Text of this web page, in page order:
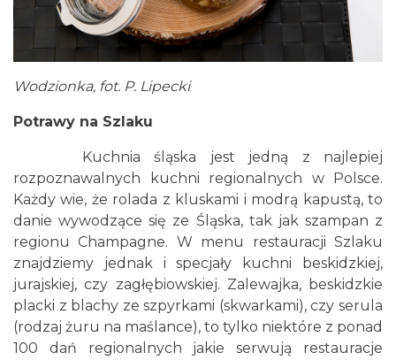
Wodzionka, fot. P. Lipecki
Potrawy na Szlaku
Kuchnia śląska jest jedną z najlepiej
rozpoznawalnych kuchni regionalnych w Polsce.
Każdy wie, że rolada z kluskami i modrą kapustą, to
danie wywodzące się ze Śląska, tak jak szampan z
regionu Champagne. W menu restauracji Szlaku
znajdziemy jednak i specjały kuchni beskidzkiej,
jurajskiej, czy zagłębiowskiej. Zalewajka, beskidzkie
placki z blachy ze szpyrkami (skwarkami), czy serula
(rodzaj żuru na maślance), to tylko niektóre z ponad
100 dań regionalnych jakie serwują restauracje